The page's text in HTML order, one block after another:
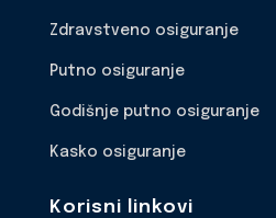
Zdravstveno osiguranje
Putno osiguranje
Godišnje putno osiguranje
Kasko osiguranje
Korisni linkovi